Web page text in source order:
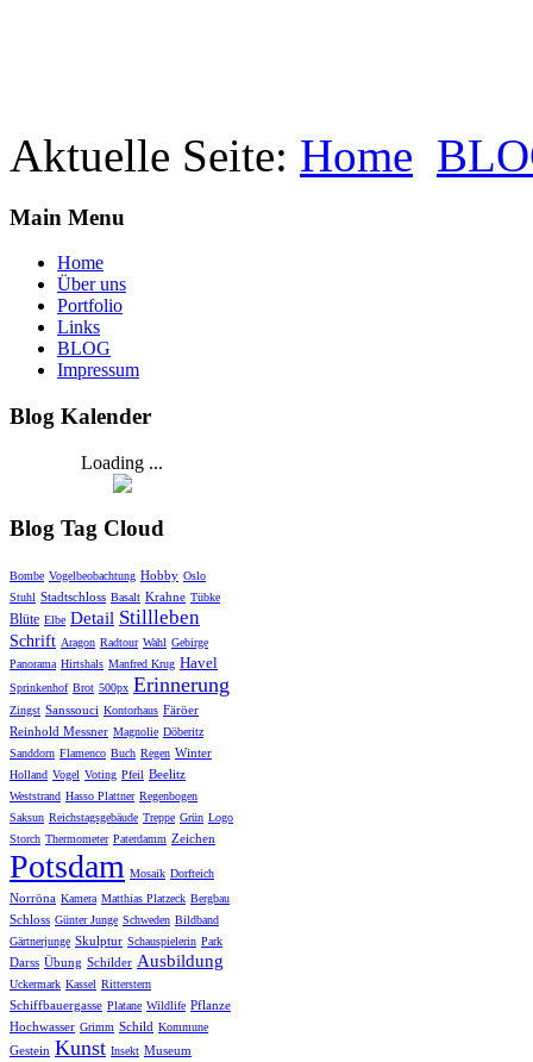
Aktuelle Seite: Home
Main Menu
Home
Über uns
Portfolio
Links
BLOG
Impressum
Blog Kalender
Loading ...
Blog Tag Cloud
Bombe Vogelbeobachtung Hobby Oslo
Stuhl Stadtschloss Basalt Krahne Tübke
Blüte Elbe Detail Stillleben
Schrift Aragon Radtour Wahl Gebirge
Panorama Hirtshals Manfred Krug Havel
Sprinkenhof Brot 500px Erinnerung
Zingst Sanssouci Kontorhaus Färöer
Reinhold Messner Magnolie Döberitz
Sanddorn Flamenco Buch Regen Winter
Holland Vogel Voting Pfeil Beelitz
Weststrand Hasso Plattner Regenbogen
Saksun Reichstagsgebäude Treppe Grün Logo
Storch Thermometer Paterdamm Zeichen
Potsdam Mosaik Dorfteich
Norröna Kamera Matthias Platzeck Bergbau
Schloss Günter Junge Schweden Bildband
Gärtnerjunge Skulptur Schauspielerin Park
Darss Übung Schilder Ausbildung
Uckermark Kassel Ritterstern
Schiffbauergasse Platane Wildlife Pflanze
Hochwasser Grimm Schild Kommune
Gestein Kunst Insekt Museum